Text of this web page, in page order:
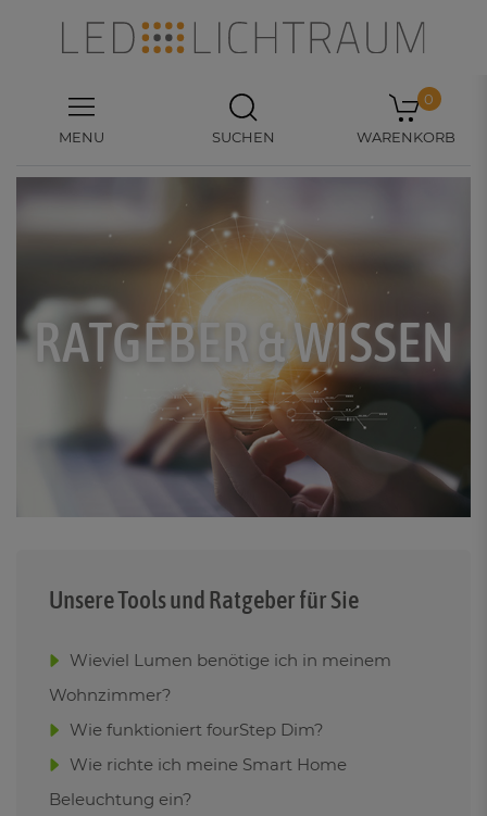
MENU SUCHEN
0
WARENKORB
RATGEBER & WISSEN
Unsere Tools und Ratgeber für Sie
Wieviel Lumen benötige ich in meinem
Wohnzimmer?
Wie funktioniert fourStep Dim?
Wie richte ich meine Smart Home
Beleuchtung ein?